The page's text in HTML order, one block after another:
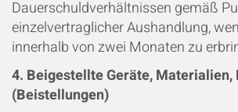
Dauerschuldverhältnissen gemäß
einzelvertraglicher Aushandlung,
innerhalb von zwei Monaten zu
4. Beigestellte Geräte, Materialien,
(Beistellungen)